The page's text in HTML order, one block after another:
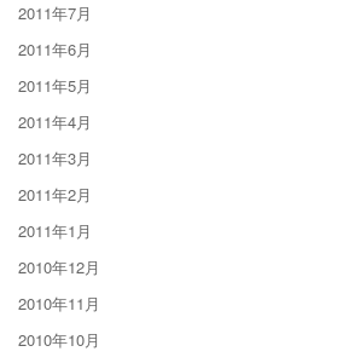
2011年7月
2011年6月
2011年5月
2011年4月
2011年3月
2011年2月
2011年1月
2010年12月
2010年11月
2010年10月